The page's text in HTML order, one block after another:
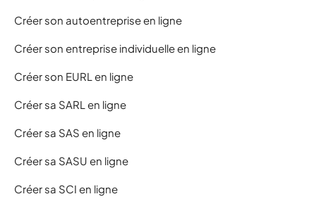
Créer son autoentreprise en ligne
Créer son entreprise individuelle en ligne
Créer son EURL en ligne
Créer sa SARL en ligne
Créer sa SAS en ligne
Créer sa SASU en ligne
Créer sa SCI en ligne